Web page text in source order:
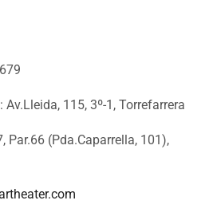
115, 3º-1, Torrefarrera
Par.66 (Pda.Caparrella, 101),